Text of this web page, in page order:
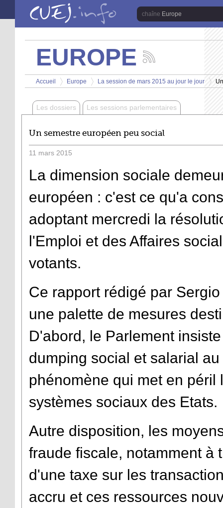
Aller au contenu principal
Europe
EUROPE
les
actualités
de
chaîne
Europe
Vous êtes ici
Accueil
>
Europe
>
La session de mars 2015 au jour le jour
>
Les dossiers Les sessions parlementaires
Un semestre européen peu social
11 mars 2015
La dimension sociale
européen : c'est ce qu'a
adoptant mercredi la
l'Emploi et des Affaires
votants.
Ce rapport rédigé par
une palette de mesures
D'abord, le Parlement
dumping social et salarial
phénomène qui met en
systèmes sociaux des Etats.
Autre disposition, les
fraude fiscale, notamment à
d'une taxe sur les
accru et ces ressources